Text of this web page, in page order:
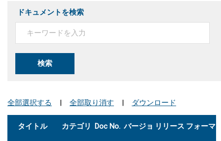
ドキュメントを検索
検索